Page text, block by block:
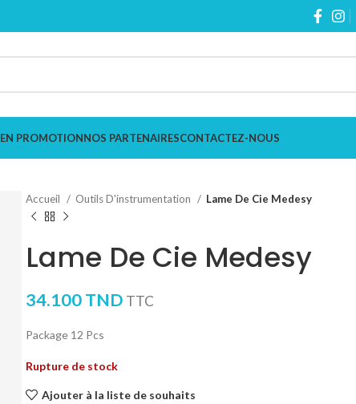
EN PROMOTIONNOS PARTENAIRESCONTACTEZ-NOUS
Accueil Outils D'instrumentation Lame De Cie Medesy
Lame De Cie Medesy
34.100TND TTC
Package 12 Pcs
Rupture de stock
Ajouter à la liste de souhaits